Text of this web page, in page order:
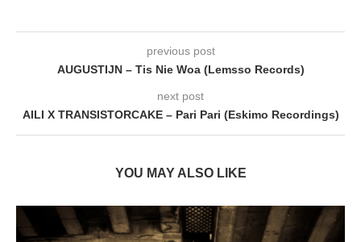
previous post
AUGUSTIJN – Tis Nie Woa (Lemsso Records)
next post
AILI X TRANSISTORCAKE – Pari Pari (Eskimo Recordings)
YOU MAY ALSO LIKE